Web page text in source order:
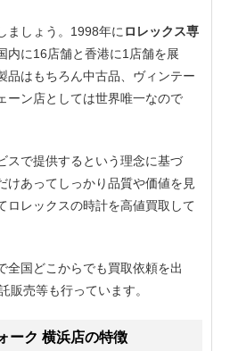
ましょう。1998年に ロレックス専
内に16店舗と香港に1店舗を展
品はもちろん中古品、ヴィンテー
ーン店としては世界唯一なので
スで提供するという理念に基づ
けあってしっかり品質や価値を見
ロレックスの時計を高値買取して
全国どこからでも買取依頼を出
販売等も行っています。
ーク 横浜店の特徴